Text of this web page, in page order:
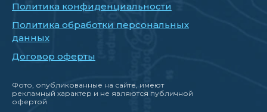
Политика конфиденциальности
Политика обработки персональных
данных
Договор оферты
Фото, опубликованные на сайте, имеют
рекламный характер и не являются публичной
офертой